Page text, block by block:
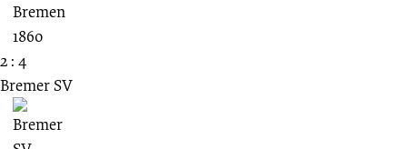
2 : 4
Bremer SV